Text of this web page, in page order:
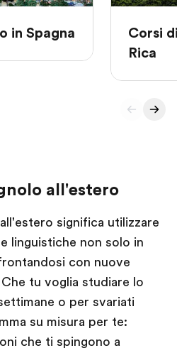
in Spagna
Corsi
Rica
all'estero
significa utilizzare
linguistiche non solo in
con nuove
tu voglia studiare lo
o per svariati
su misura per te:
che ti spingono a